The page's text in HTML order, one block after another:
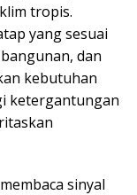
tropis.
yang sesuai
dan
kebutuhan
ketergantungan
sinyal